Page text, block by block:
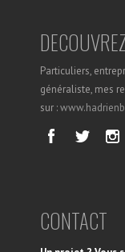
Particuliers,
généraliste, mes
sur :
CONTACT